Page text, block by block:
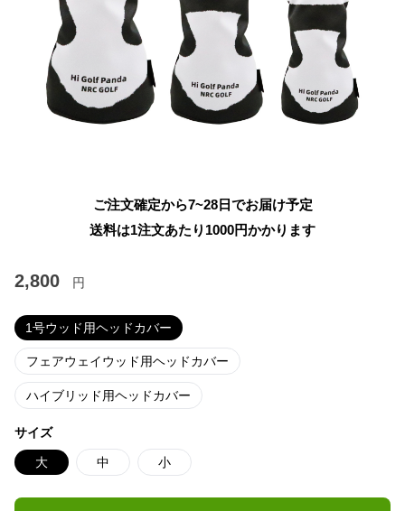
ご注文確定から7~28日でお届け予定
送料は1注文あたり 1000円かかります
2,800 円
1号ウッド用ヘッドカバー
フェアウェイウッド用ヘッドカバー
ハイブリッド用ヘッドカバー
サイズ
大 中 小